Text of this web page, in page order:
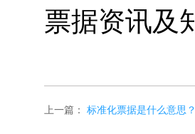
票据资讯及
上一篇： 标准化票据是什么意思？